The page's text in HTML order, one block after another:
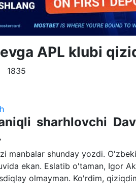
APL klubi
1835
sharhlovchi
manbalar shunday yozdi.
ekan. Eslatib o'taman, Igor
olmayman. Ko'rdim,